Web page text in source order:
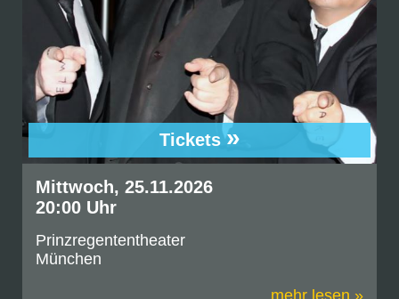
Tickets»
Mittwoch, 25.11.2026
20:00 Uhr
Prinzregententheater
München
mehr lesen »